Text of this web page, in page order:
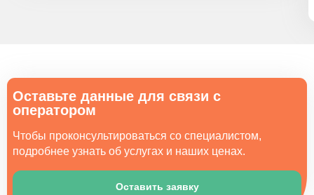
Оставьте данные для связи с
оператором
Чтобы проконсультироваться со специалистом,
подробнее узнать об услугах и наших ценах.
Оставить заявку